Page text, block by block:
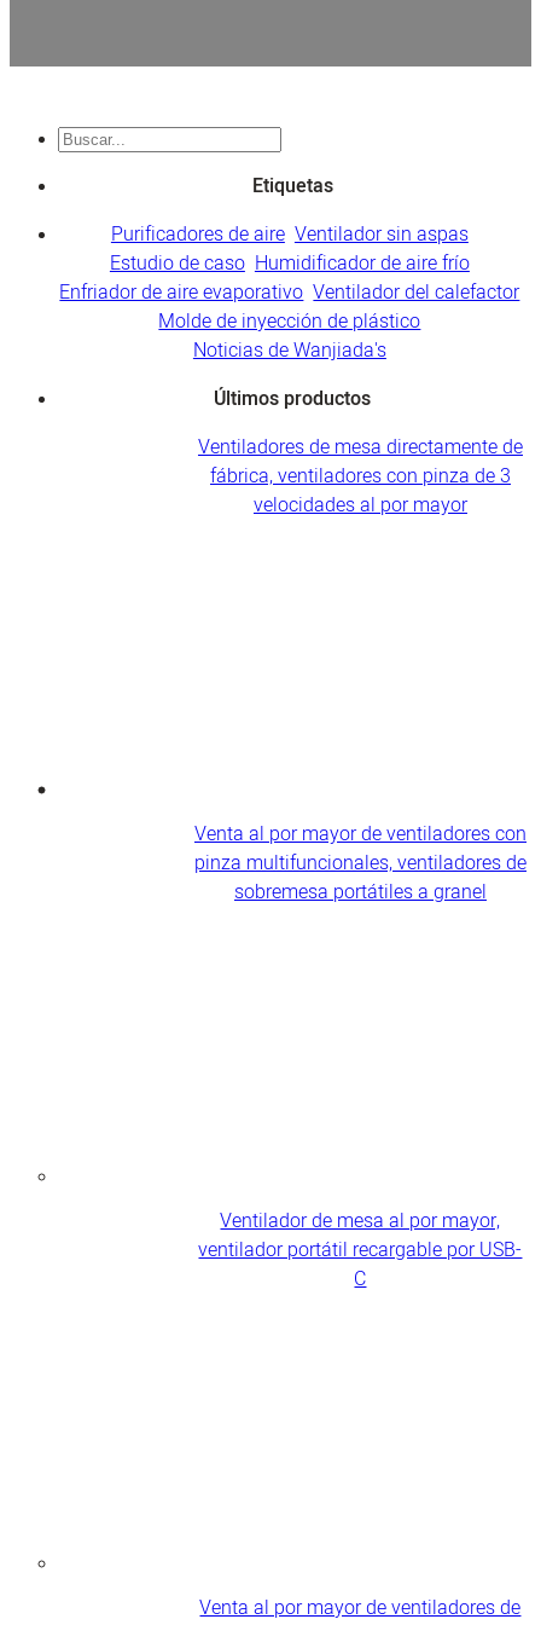
Etiquetas
Purificadores de aire Ventilador sin aspas
Estudio de caso Humidificador de aire frío
Enfriador de aire evaporativo Ventilador del calefactor
Molde de inyección de plástico
Noticias de Wanjiada's
Últimos productos
Ventiladores de mesa directamente de
fábrica, ventiladores con pinza de 3
velocidades al por mayor
Venta al por mayor de ventiladores con
pinza multifuncionales, ventiladores de
sobremesa portátiles a granel
Ventilador de mesa al por mayor,
ventilador portátil recargable por USB-
C
Venta al por mayor de ventiladores de